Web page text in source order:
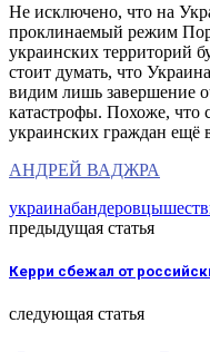
Не исключено, что на
проклинаемый режим
украинских территорий
стоит думать, что
видим лишь завершение
катастрофы. Похоже, что
украинских граждан ещё
АНДРЕЙ ВАДЖРА
украинабандеровцы
предыдущая статья
Керри сбежал от
следующая статья